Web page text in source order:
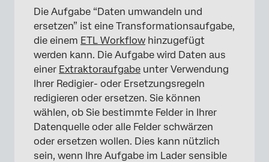
Die Aufgabe “Daten umwandeln und
ersetzen” ist eine Transformationsaufgabe,
die einem ETL Workflow hinzugefügt
werden kann. Die Aufgabe wird Daten aus
einer Extraktoraufgabe unter Verwendung
Ihrer Redigier- oder Ersetzungsregeln
redigieren oder ersetzen. Sie können
wählen, ob Sie bestimmte Felder in Ihrer
Datenquelle oder alle Felder schwärzen
oder ersetzen wollen. Dies kann nützlich
sein, wenn Ihre Aufgabe im Lader sensible